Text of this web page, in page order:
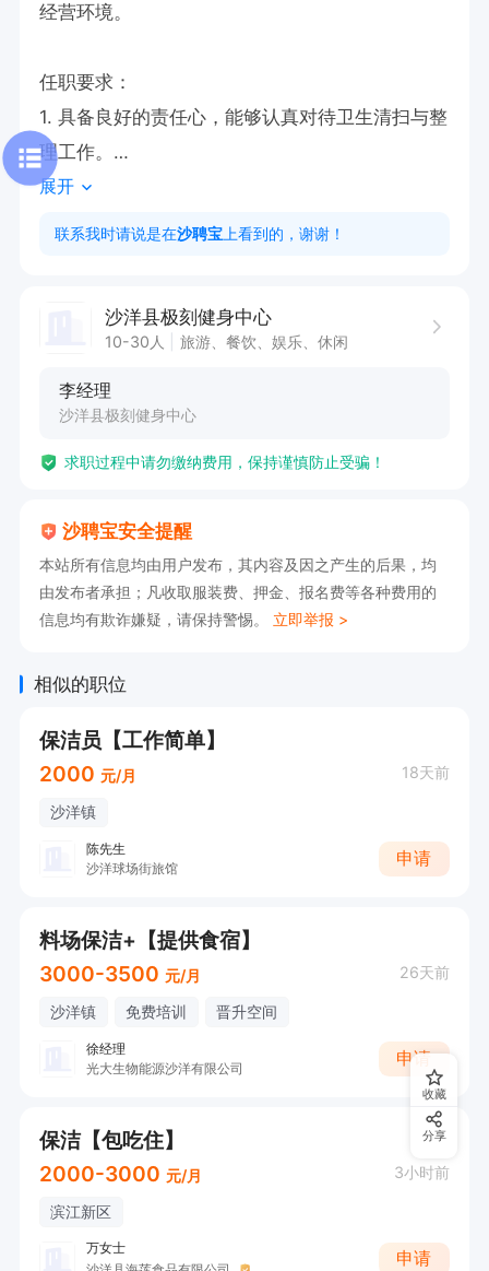
经营环境。
任职要求：
1. 具备良好的责任心，能够认真对待卫生清扫与整
理工作。
2. 拥有较强的执行力，高效完成各项清洁任务。
3. 需掌握基本的清洁技能，保证工作质量。
展开
联系我时请说是在沙聘宝 上看到的，谢谢！
沙洋县极刻健身中心
10-30人 旅游、餐饮、娱乐、休闲
李经理
沙洋县极刻健身中心
求职过程中请勿缴纳费用，保持谨慎防止受骗！
沙聘宝安全提醒
本站所有信息均由用户发布，其内容及因之产生的后果，均
由发布者承担；凡收取服装费、押金、报名费等各种费用的
信息均有欺诈嫌疑，请保持警惕。 立即举报 >
相似的职位
保洁员【工作简单】
2000 元/月 18天前
沙洋镇
陈先生
沙洋球场街旅馆
申请
料场保洁+【提供食宿】
3000-3500 元/月 26天前
沙洋镇 免费培训 晋升空间
徐经理
光大生物能源沙洋有限公司
申请
保洁【包吃住】
2000-3000 元/月 3小时前
滨江新区
万女士
申请
收藏
分享